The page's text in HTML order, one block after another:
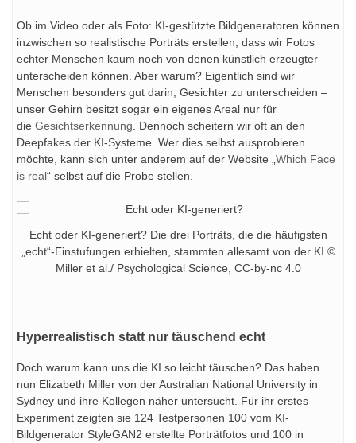
Ob im Video oder als Foto: KI-gestützte Bildgeneratoren können
inzwischen so realistische Porträts erstellen, dass wir Fotos
echter Menschen kaum noch von denen künstlich erzeugter
unterscheiden können. Aber warum? Eigentlich sind wir
Menschen besonders gut darin, Gesichter zu unterscheiden –
unser Gehirn besitzt sogar ein eigenes Areal nur für
die Gesichtserkennung . Dennoch scheitern wir oft an den
Deepfakes der KI-Systeme. Wer dies selbst ausprobieren
möchte, kann sich unter anderem auf der Website „ Which Face
is real“ selbst auf die Probe stellen.
Echt oder KI-generiert? Die drei Porträts, die die häufigsten
„echt“-Einstufungen erhielten, stammten allesamt von der KI.©
Miller et al./ Psychological Science, CC-by-nc 4.0
Hyperrealistisch statt nur täuschend echt
Doch warum kann uns die KI so leicht täuschen? Das haben
nun Elizabeth Miller von der Australian National University in
Sydney und ihre Kollegen näher untersucht. Für ihr erstes
Experiment zeigten sie 124 Testpersonen 100 vom KI-
Bildgenerator StyleGAN2 erstellte Porträtfotos und 100 in